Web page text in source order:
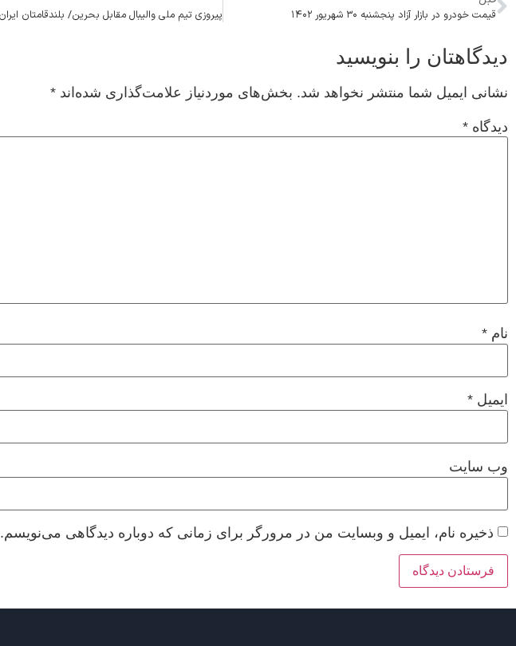
قیمت خودرو در بازار آزاد پنجشنبه ۳۰ شهریور ۱۴۰۲
دیدگاهتان را بنویسید
نشانی ایمیل شما منتشر نخواهد شد. بخش‌های موردنیاز علامت‌گذاری شده‌اند *
دیدگاه *
نام *
ایمیل *
وب‌ سایت
ذخیره نام، ایمیل و وبسایت من در مرورگر برای زمانی که دوباره دیدگاهی می‌نویسم.